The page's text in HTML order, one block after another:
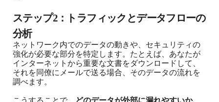
ステップ2：トラフィックとデータフローの
分析
ネットワーク内でのデータの動きや、セキュリティの
強化が必要な部分を特定します。たとえば、あなたが
インターネットから重要な文書をダウンロードして、
それを同僚にメールで送る場合、そのデータの流れを
調べます。